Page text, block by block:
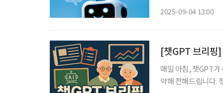
2025-09-04 13:00
[챗GPT 브리핑
매일 아침, 챗GPT가
약해 전해드립니다. 정책,